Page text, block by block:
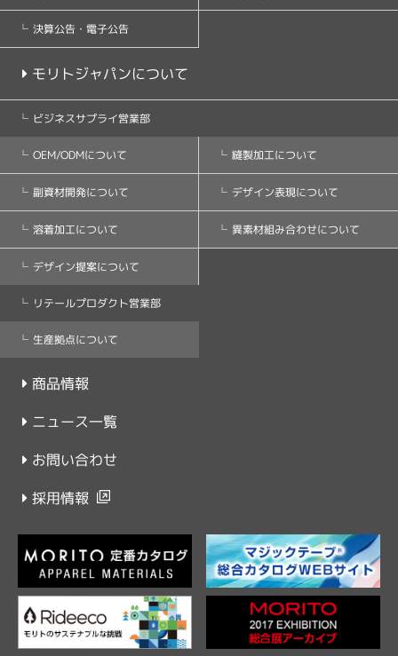
決算公告・電子公告
モリトジャパンについて
ビジネスサプライ営業部
OEM/ODMについて 縫製加工について
副資材開発について デザイン表現について
溶着加工について 異素材組み合わせについて
デザイン提案について
リテールプロダクト営業部
生産拠点について
商品情報
ニュース一覧
お問い合わせ
採用情報